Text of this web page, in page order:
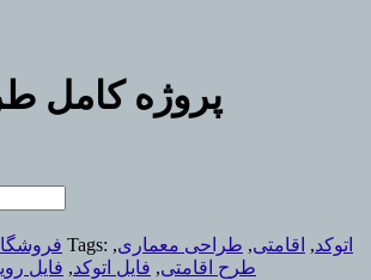
پروژه کامل
Tags: اتوکد, اقامتی, طراحی معماری,
طرح اقامتی, فایل اتوکد, فایل